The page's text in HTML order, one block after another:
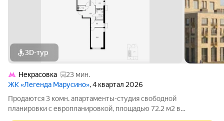
3D-тур
Некрасовка
23 мин.
ЖК «Легенда Марусино», 4 квартал 2026
Продаются 3 комн. апартаменты-студия свободной
планировки с европланировкой, площадью 72.2 м2 в